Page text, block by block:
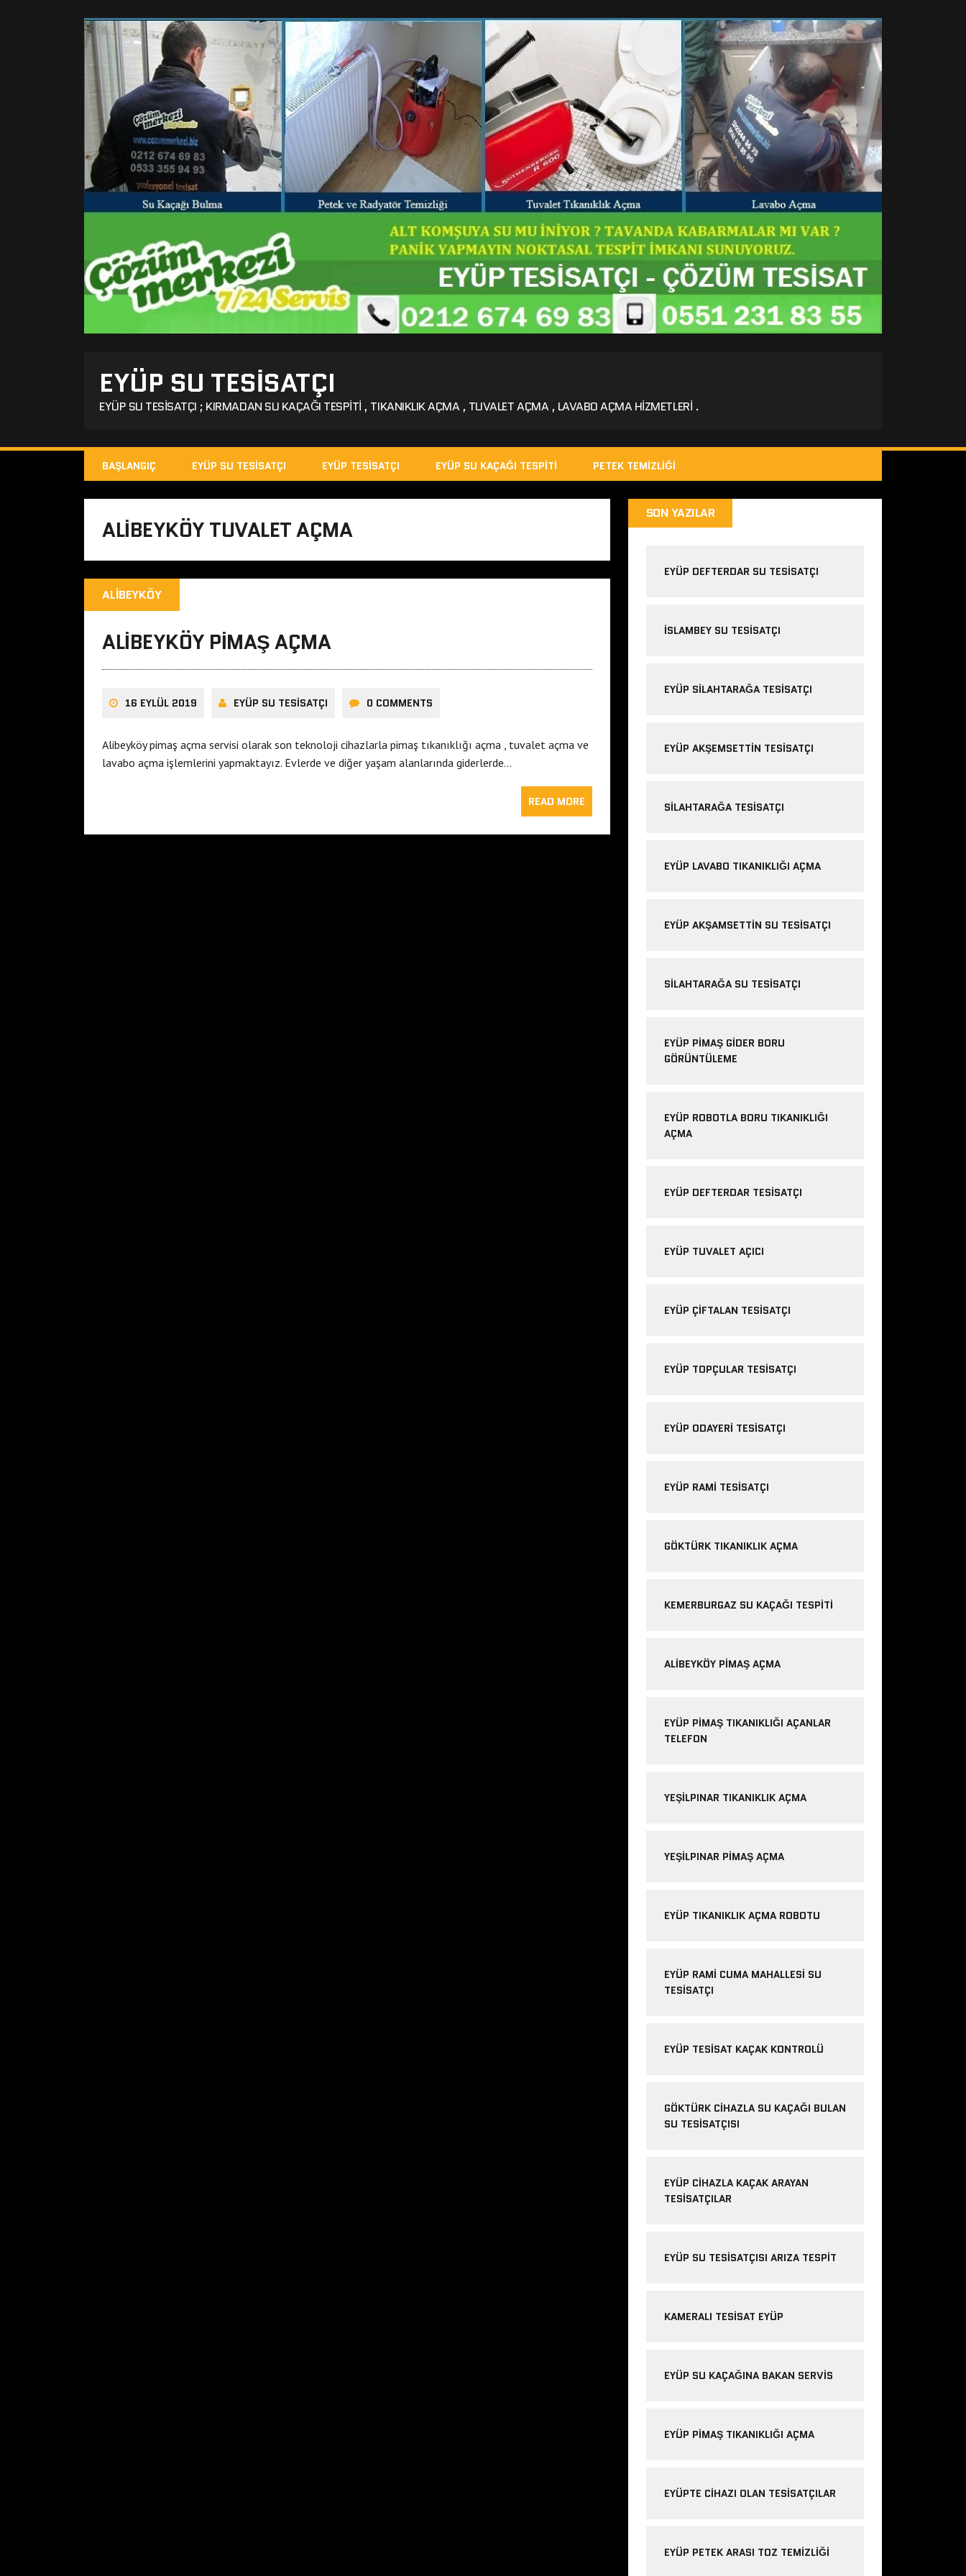
EYÜP SU TESISATÇI
EYÜP SU TESISATÇI ; KIRMADAN SU KAÇAĞI TESPITI , TIKANIKLIK AÇMA , TUVALET AÇMA , LAVABO AÇMA HIZMETLERI .
BAŞLANGIÇ EYÜP SU TESISATÇI EYÜP TESISATÇI EYÜP SU KAÇAĞI TESPITI PETEK TEMIZLIĞI
ALIBEYKÖY TUVALET AÇMA
ALIBEYKÖY
ALIBEYKÖY PIMAŞ AÇMA
16 EYLÜL 2019 EYÜP SU TESISATÇI 0 COMMENTS
Alibeyköy pimaş açma servisi olarak son teknoloji cihazlarla pimaş tıkanıklığı açma , tuvalet açma ve
lavabo açma işlemlerini yapmaktayız. Evlerde ve diğer yaşam alanlarında giderlerde…
READ MORE
SON YAZILAR
EYÜP DEFTERDAR SU TESISATÇI
İSLAMBEY SU TESISATÇI
EYÜP SILAHTARAĞA TESISATÇI
EYÜP AKŞEMSETTIN TESISATÇI
SILAHTARAĞA TESISATÇI
EYÜP LAVABO TIKANIKLIĞI AÇMA
EYÜP AKŞAMSETTIN SU TESISATÇI
SILAHTARAĞA SU TESISATÇI
EYÜP PIMAŞ GIDER BORU
GÖRÜNTÜLEME
EYÜP ROBOTLA BORU TIKANIKLIĞI
AÇMA
EYÜP DEFTERDAR TESISATÇI
EYÜP TUVALET AÇICI
EYÜP ÇIFTALAN TESISATÇI
EYÜP TOPÇULAR TESISATÇI
EYÜP ODAYERI TESISATÇI
EYÜP RAMI TESISATÇI
GÖKTÜRK TIKANIKLIK AÇMA
KEMERBURGAZ SU KAÇAĞI TESPITI
ALIBEYKÖY PIMAŞ AÇMA
EYÜP PIMAŞ TIKANIKLIĞI AÇANLAR
TELEFON
YEŞILPINAR TIKANIKLIK AÇMA
YEŞILPINAR PIMAŞ AÇMA
EYÜP TIKANIKLIK AÇMA ROBOTU
EYÜP RAMI CUMA MAHALLESI SU
TESISATÇI
EYÜP TESISAT KAÇAK KONTROLÜ
GÖKTÜRK CIHAZLA SU KAÇAĞI BULAN
SU TESISATÇISI
EYÜP CIHAZLA KAÇAK ARAYAN
TESISATÇILAR
EYÜP SU TESISATÇISI ARIZA TESPIT
KAMERALI TESISAT EYÜP
EYÜP SU KAÇAĞINA BAKAN SERVIS
EYÜP PIMAŞ TIKANIKLIĞI AÇMA
EYÜPTE CIHAZI OLAN TESISATÇILAR
EYÜP PETEK ARASI TOZ TEMIZLIĞI